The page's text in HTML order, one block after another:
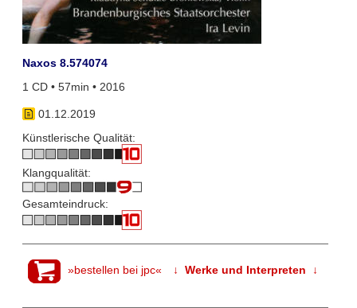
Naxos 8.574074
1 CD • 57min • 2016
01.12.2019
Künstlerische Qualität:
Klangqualität:
Gesamteindruck:
»bestellen bei jpc« ↓ Werke und Interpreten ↓